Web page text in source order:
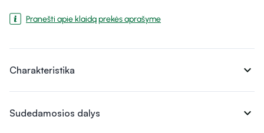
Pranešti apie klaidą prekės aprašyme
Charakteristika expand_more
Sudedamosios dalys expand_more